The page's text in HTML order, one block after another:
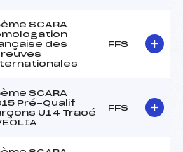
SCARA
des
FFS
SCARA
Pré-Qualif
U14 Tracé
FFS